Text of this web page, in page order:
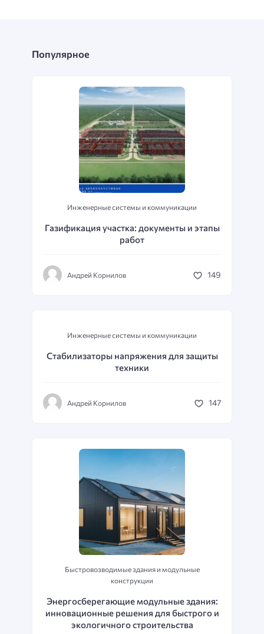
Популярное
Инженерные системы и коммуникации
Газификация участка: документы и этапы
работ
Андрей Корнилов 149
Инженерные системы и коммуникации
Стабилизаторы напряжения для защиты
техники
Андрей Корнилов 147
Быстровозводимые здания и модульные
конструкции
Энергосберегающие модульные здания:
инновационные решения для быстрого и
экологичного строительства